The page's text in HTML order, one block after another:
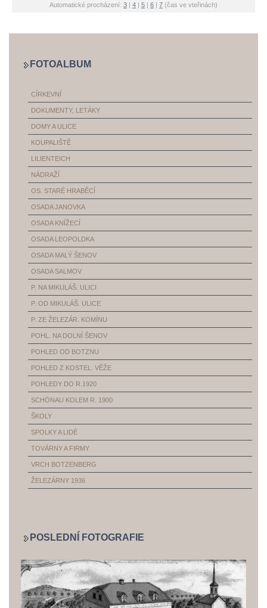
Automatické procházení: 3 | 4 | 5 | 6 | 7 (čas ve vteřinách)
FOTOALBUM
CÍRKEVNÍ
DOKUMENTY, LETÁKY
DOMY A ULICE
KOUPALIŠTĚ
LILIENTEICH
NÁDRAŽÍ
OS. STARÉ HRABĚCÍ
OSADA JANOVKA
OSADA KNÍŽECÍ
OSADA LEOPOLDKA
OSADA MALÝ ŠENOV
OSADA SALMOV
P. NA MIKULÁŠ. ULICI
P. OD MIKULÁŠ. ULICE
P. ZE ŽELEZÁR. KOMÍNU
POHL. NA DOLNÍ ŠENOV
POHLED OD BOTZNU
POHLED Z KOSTEL. VĚŽE
POHLEDY DO R.1920
SCHÖNAU KOLEM R. 1900
ŠKOLY
SPOLKY A LIDÉ
TOVÁRNY A FIRMY
VRCH BOTZENBERG
ŽELEZÁRNY 1936
POSLEDNÍ FOTOGRAFIE